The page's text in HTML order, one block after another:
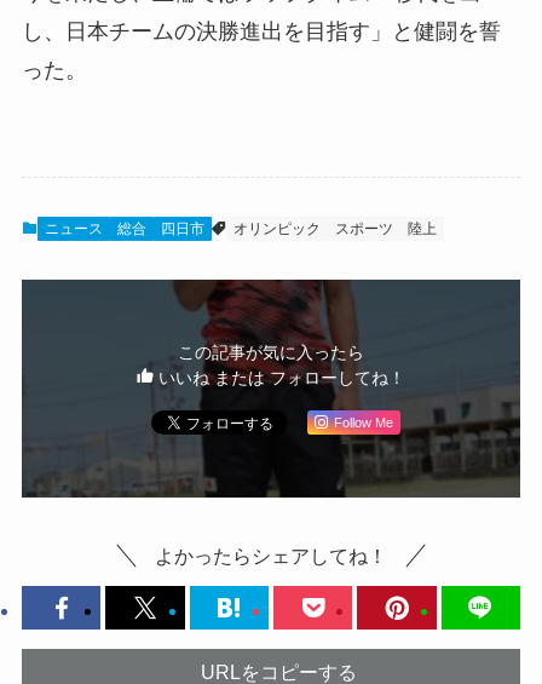
し、日本チームの決勝進出を目指す」と健闘を誓
った。
ニュース 総合 四日市 オリンピック スポーツ 陸上
この記事が気に入ったら
いいね または フォローしてね！
Follow Me
よかったらシェアしてね！
URLをコピーする